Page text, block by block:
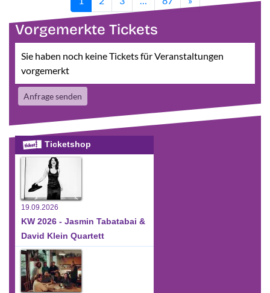
Vorgemerkte Tickets
Sie haben noch keine Tickets für Veranstaltungen
vorgemerkt
Anfrage senden
Ticketshop
19.09.2026
KW 2026 - Jasmin Tabatabai &
David Klein Quartett